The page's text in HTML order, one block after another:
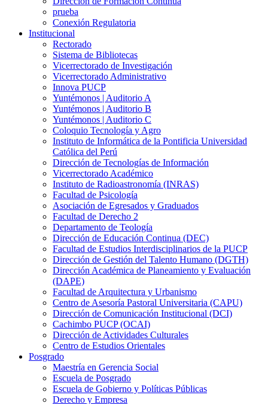
prueba
Conexión Regulatoria
Institucional
Rectorado
Sistema de Bibliotecas
Vicerrectorado de Investigación
Vicerrectorado Administrativo
Innova PUCP
Yuntémonos | Auditorio A
Yuntémonos | Auditorio B
Yuntémonos | Auditorio C
Coloquio Tecnología y Agro
Instituto de Informática de la Pontificia Universidad
Católica del Perú
Dirección de Tecnologías de Información
Vicerrectorado Académico
Instituto de Radioastronomía (INRAS)
Facultad de Psicología
Asociación de Egresados y Graduados
Facultad de Derecho 2
Departamento de Teología
Dirección de Educación Continua (DEC)
Facultad de Estudios Interdisciplinarios de la PUCP
Dirección de Gestión del Talento Humano (DGTH)
Dirección Académica de Planeamiento y Evaluación
(DAPE)
Facultad de Arquitectura y Urbanismo
Centro de Asesoría Pastoral Universitaria (CAPU)
Dirección de Comunicación Institucional (DCI)
Cachimbo PUCP (OCAI)
Dirección de Actividades Culturales
Centro de Estudios Orientales
Posgrado
Maestría en Gerencia Social
Escuela de Posgrado
Escuela de Gobierno y Políticas Públicas
Derecho y Empresa